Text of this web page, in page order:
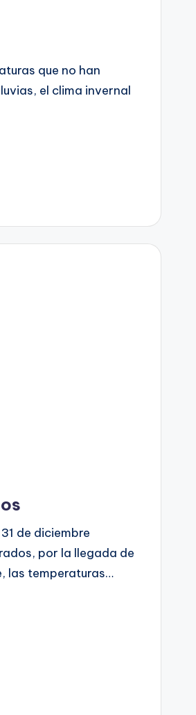
que no han
el clima invernal
de diciembre
por la llegada de
las temperaturas…